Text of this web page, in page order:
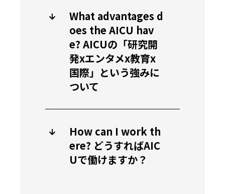
What advantages d
oes the AICU hav
e? AICUの「研究開
発xエンタメx教育x
国際」という強みに
ついて
How can I work th
ere? どうすればAIC
Uで働けますか？